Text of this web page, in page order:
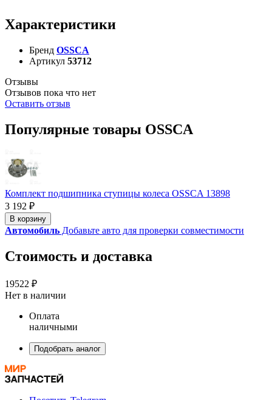
Характеристики
Бренд OSSCA
Артикул 53712
Отзывы
Отзывов пока что нет
Оставить отзыв
Популярные товары OSSCA
Комплект подшипника ступицы колеса OSSCA 13898
3 192 ₽
В корзину
Автомобиль Добавьте авто для проверки совместимости
Стоимость и доставка
19522 ₽
Нет в наличии
Оплата
наличными
Подобрать аналог